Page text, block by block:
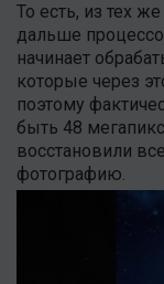
То есть, из тех
дальше
начинает
которые через
поэтому
быть 48
восстановили
фотографию.